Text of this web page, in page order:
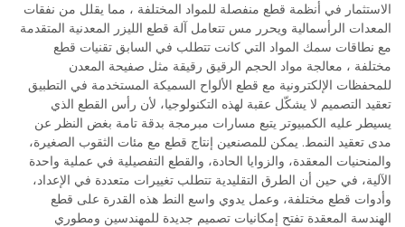
الاستثمار في أنظمة قطع منفصلة للمواد المختلفة ، مما يقلل من نفقات
المعدات الرأسمالية ويحرر مس تتعامل آلة قطع الليزر المعدنية المتقدمة
مع نطاقات سمك المواد التي كانت تتطلب في السابق تقنيات قطع
مختلفة ، معالجة مواد الحجم الرقيق رقيقة مثل صفيحة المعدن
للمحفظات الإلكترونية مع قطع الألواح السميكة المستخدمة في التطبيق
تعقيد التصميم لا يشكّل عقبة لهذه التكنولوجيا، لأن رأس القطع الذي
يسيطر عليه الكمبيوتر يتبع مسارات مبرمجة بدقة تامة بغض النظر عن
مدى تعقيد النمط. يمكن للمصنعين إنتاج قطع مع مئات الثقوب الصغيرة،
والمنحنيات المعقدة، والزوايا الحادة، والقطع التفصيلية في عملية واحدة
الآلية، في حين أن الطرق التقليدية تتطلب تغييرات متعددة في الإعداد،
وأدوات قطع مختلفة، وعمل يدوي واسع النط هذه القدرة على قطع
الهندسة المعقدة تفتح إمكانيات تصميم جديدة للمهندسين ومطوري